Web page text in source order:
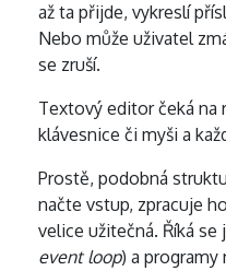
až ta přijde, vykreslí
Nebo může uživatel
se zruší.
Textový editor čeká na
klávesnice či myši a
Prostě, podobná
načte vstup, zpracuje
velice užitečná. Říká se
event loop) a programy